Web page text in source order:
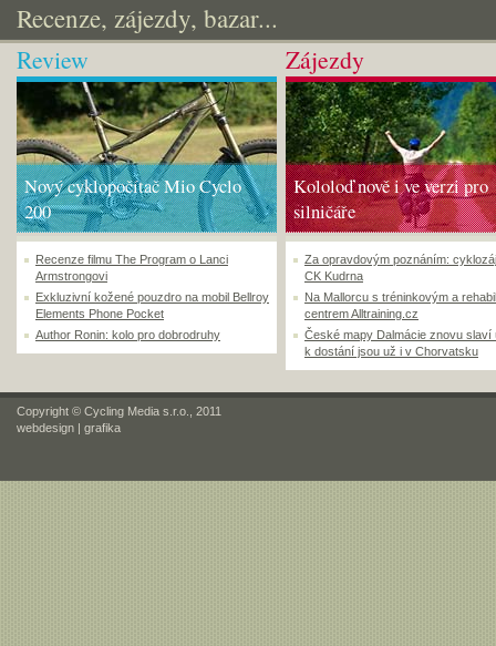
Recenze, zájezdy, bazar...
Review
Nový cyklopočítač Mio Cyclo
200
Recenze filmu The Program o Lanci
Armstrongovi
Exkluzivní kožené pouzdro na mobil Bellroy
Elements Phone Pocket
Author Ronin: kolo pro dobrodruhy
Zájezdy
Kololoď nově i ve verzi pro
silničáře
Za opravdovým poznáním:
CK Kudrna
Na Mallorcu s tréninkovým a
centrem Alltraining.cz
České mapy Dalmácie znovu slaví
k dostání jsou už i v Chorvatsku
Copyright © Cycling Media s.r.o., 2011
webdesign | grafika